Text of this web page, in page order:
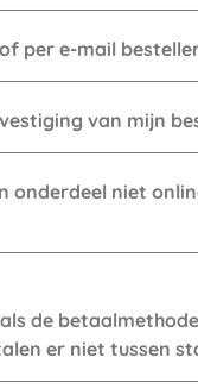
per e-mail
van mijn
onderdeel niet
de betaalmethode
er niet tussen